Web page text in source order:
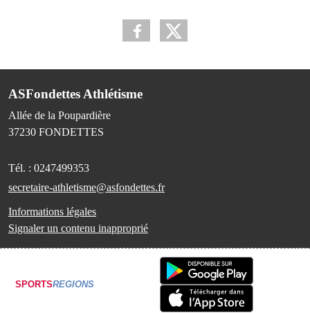
ASFondettes Athlétisme
Allée de la Poupardière
37230 FONDETTES
Tél. : 0247499353
secretaire-athletisme@asfondettes.fr
Informations légales
Signaler un contenu inapproprié
SPORTSREGIONS